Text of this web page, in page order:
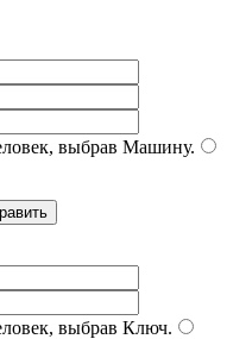
выбрав Машину.
выбрав Ключ.